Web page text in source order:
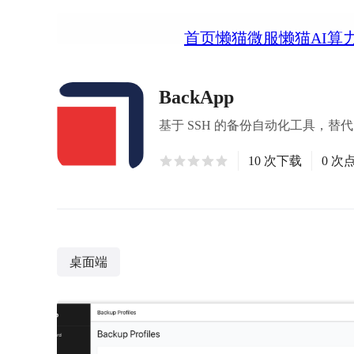
首页懒猫微服懒猫AI算
BackApp
基于 SSH 的备份自动化工具，替
10 次下载 0 次
桌面端